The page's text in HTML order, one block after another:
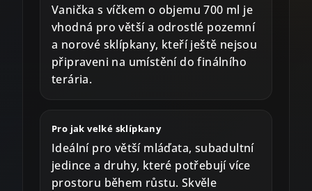
Vanička s víčkem o objemu 700 ml je
vhodná pro větší a odrostlé pozemní
a norové sklípkany, kteří ještě nejsou
připraveni na umístění do finálního
terária.
Pro jak velké sklípkany
Ideální pro větší mláďata, subadultní
jedince a druhy, které potřebují více
prostoru během růstu. Skvěle